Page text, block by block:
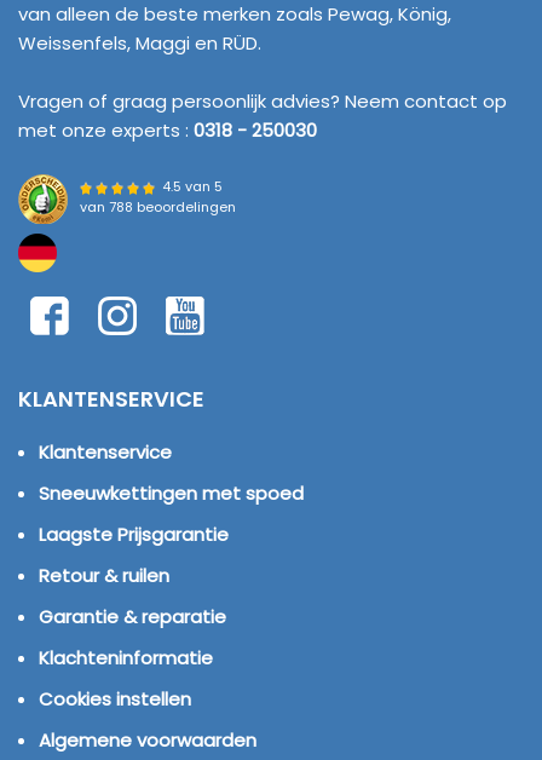
van alleen de beste merken zoals Pewag, König,
Weissenfels, Maggi en RÜD.
Vragen of graag persoonlijk advies? Neem contact op
met onze experts : 0318 - 250030
4.5 van 5
van 788 beoordelingen
KLANTENSERVICE
Klantenservice
Sneeuwkettingen met spoed
Laagste Prijsgarantie
Retour & ruilen
Garantie & reparatie
Klachteninformatie
Cookies instellen
Algemene voorwaarden